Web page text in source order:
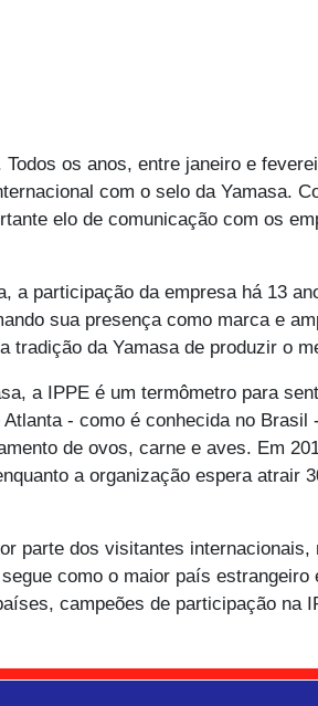
os anos, entre janeiro e
com o selo da Yamasa.
elo de comunicação com os
a participação da empresa há 13
sua presença como marca e
da Yamasa de produzir o
a IPPE é um termômetro para
- como é conhecida no
de ovos, carne e aves. Em
a organização espera atrair
parte dos visitantes
como o maior país estrangeiro
campeões de participação na